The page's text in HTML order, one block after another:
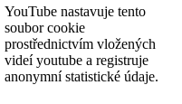
YouTube nastavuje tento
soubor cookie
prostřednictvím vložených
videí youtube a registruje
anonymní statistické údaje.